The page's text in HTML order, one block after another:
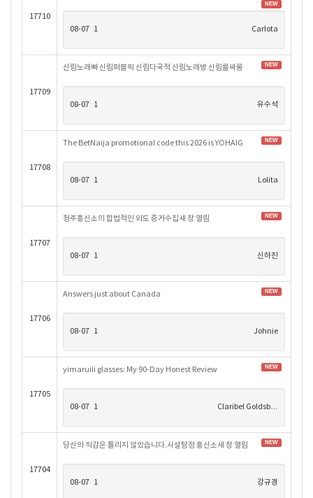
17710
NEW
08-07 1 Carlota
17709
신림노래빠 신림퍼블릭 신림다국적 신림노래방 신림룸싸롱 NEW
08-07 1 유수석
17708
The BetNaija promotional code this 2026 is YOHAIG NEW
08-07 1 Lolita
17707
청주흥신소의 합법적인 외도 증거수집새 창 열림 NEW
08-07 1 신하진
17706
Answers just about Canada NEW
08-07 1 Johnie
17705
yimaruili glasses: My 90-Day Honest Review NEW
08-07 1 Claribel Goldsb…
17704
당신의 직감은 틀리지 않았습니다.사설탐정 흥신소새 창 열림 NEW
08-07 1 강규경